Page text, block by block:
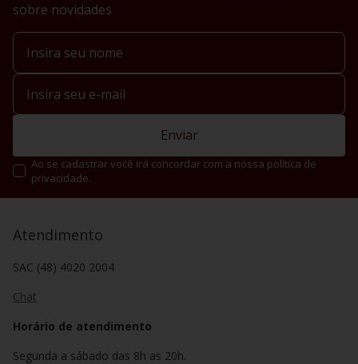
sobre novidades
Enviar
Ao se cadastrar você irá concordar com a nossa política de
privacidade.
Atendimento
SAC (48) 4020 2004
Chat
Horário de atendimento
Segunda a sábado das 8h as 20h.